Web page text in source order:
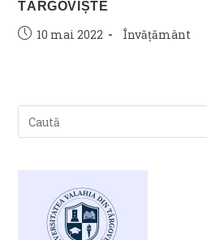
TÂRGOVIȘTE
Post10 mai 2022
Post
Învățământ